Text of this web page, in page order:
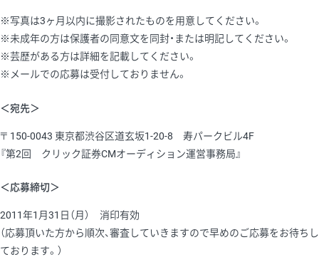
※写真は3ヶ月以内に撮影されたものを用意してください。
※未成年の方は保護者の同意文を同封・または明記してください。
※芸歴がある方は詳細を記載してください。
※メールでの応募は受付しておりません。
＜宛先＞
〒150-0043 東京都渋谷区道玄坂1-20-8 寿パークビル4F
『第2回 クリック証券CMオーディション運営事務局』
＜応募締切＞
2011年1月31日（月） 消印有効
（応募頂いた方から順次、審査していきますので早めのご応募をお待ちし
ております。）